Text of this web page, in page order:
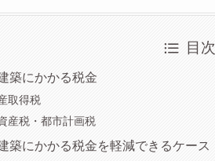
目次
築にかかる税金
取得税
産税・都市計画税
築にかかる税金を軽減できるケース